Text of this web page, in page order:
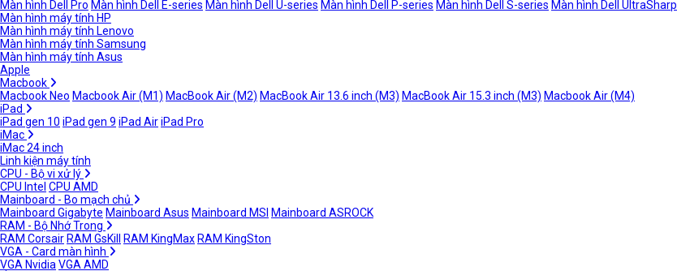
Màn hình Dell Pro Màn hình Dell E-series Màn hình Dell U-series Màn hình Dell P-series Màn hình Dell S-series Màn hình Dell UltraSharp
Màn hình máy tính HP
Màn hình máy tính Lenovo
Màn hình máy tính Samsung
Màn hình máy tính Asus
Apple
Macbook
Macbook Neo Macbook Air (M1) MacBook Air (M2) MacBook Air 13.6 inch (M3) MacBook Air 15.3 inch (M3) Macbook Air (M4)
iPad
iPad gen 10 iPad gen 9 iPad AiriPad Pro
iMac
iMac 24 inch
Linh kiện máy tính
CPU - Bộ vi xử lý
CPU Intel CPU AMD
Mainboard - Bo mạch chủ
Mainboard Gigabyte Mainboard Asus Mainboard MSI Mainboard ASROCK
RAM - Bộ Nhớ Trong
RAM Corsair RAM GsKill RAM KingMax RAM KingSton
VGA - Card màn hình
VGA Nvidia VGA AMD